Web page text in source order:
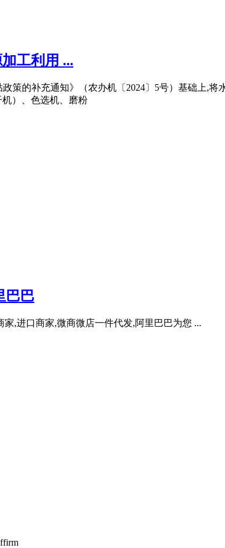
工利用 ...
策的补充通知》（农办机〔2024〕5号）基础上,
）、色选机、磨粉
巴巴
,进口商家,微商微店一件代发,阿里巴巴为您 ...